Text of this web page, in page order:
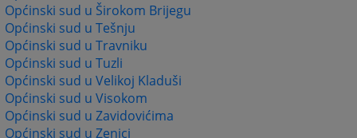
Općinski sud u Širokom Brijegu
Općinski sud u Tešnju
Općinski sud u Travniku
Općinski sud u Tuzli
Općinski sud u Velikoj Kladuši
Općinski sud u Visokom
Općinski sud u Zavidovićima
Općinski sud u Zenici